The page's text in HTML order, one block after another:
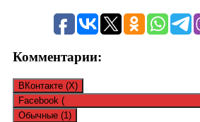
Комментарии:
ВКонтакте (X)
Facebook (
Обычные (1)